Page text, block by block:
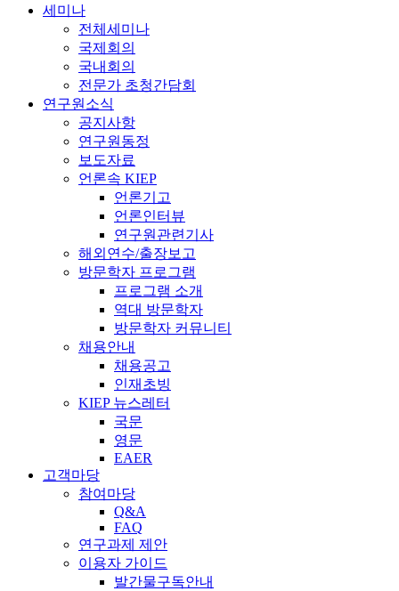
세미나
전체세미나
국제회의
국내회의
전문가 초청간담회
연구원소식
공지사항
연구원동정
보도자료
언론속 KIEP
언론기고
언론인터뷰
연구원관련기사
해외연수/출장보고
방문학자 프로그램
프로그램 소개
역대 방문학자
방문학자 커뮤니티
채용안내
채용공고
인재초빙
KIEP 뉴스레터
국문
영문
EAER
고객마당
참여마당
Q&A
FAQ
연구과제 제안
이용자 가이드
발간물구독안내